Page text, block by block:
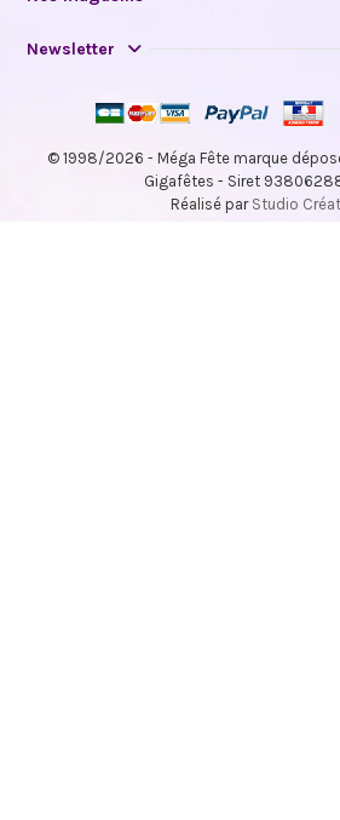
Newsletter
© 1998/2026 - Méga Fête marque
Gigafêtes - Siret
Réalisé par Studio